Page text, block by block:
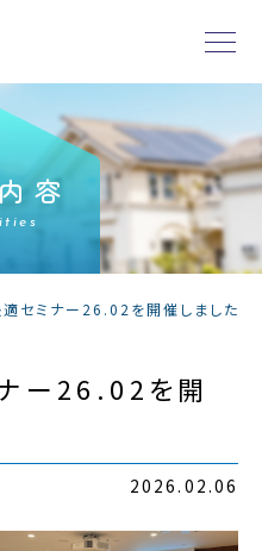
容
セミナー26.02を開催しました
ー26.02を開
2026.02.06